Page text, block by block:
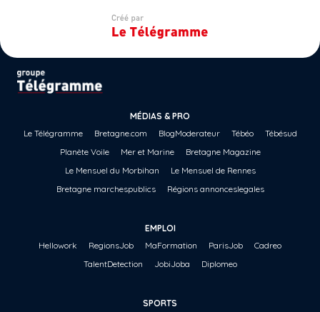
MÉDIAS & PRO
Le Télégramme
Bretagne.com BlogModerateur Tébéo
Tébésud
Planète Voile
Mer et Marine
Bretagne Magazine
Le Mensuel du Morbihan
Le Mensuel de Rennes
Bretagne marchespublics
Régions annonceslegales
EMPLOI
Hellowork
RegionsJob MaFormation ParisJob
Cadreo
TalentDetection
JobiJoba Diplomeo
SPORTS